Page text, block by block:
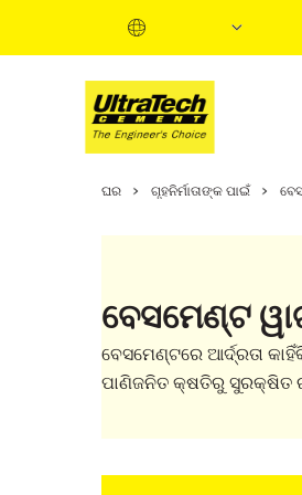
ଘର ଗୃହନିର୍ମାତାଙ୍କ ପାଇଁ
ବେସମେଣ୍ଟ
ବେସମେଣ୍ଟରେ ଆର୍ଦ୍ରତା
ପାଣିଜନିତ କ୍ଷତିରୁ ସୁରକ୍ଷିତ